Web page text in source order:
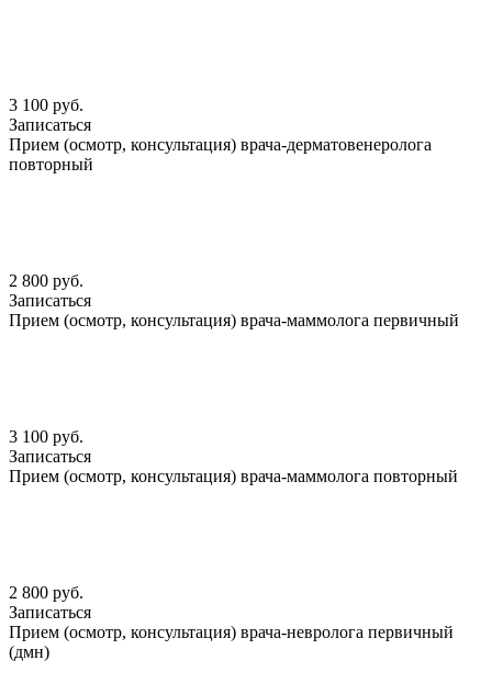
3 100 руб.
Записаться
Прием (осмотр, консультация) врача-дерматовенеролога
повторный
2 800 руб.
Записаться
Прием (осмотр, консультация) врача-маммолога первичный
3 100 руб.
Записаться
Прием (осмотр, консультация) врача-маммолога повторный
2 800 руб.
Записаться
Прием (осмотр, консультация) врача-невролога первичный
(дмн)